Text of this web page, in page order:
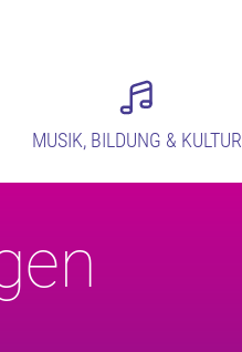
MUSIK, BILDUNG & KULTUR